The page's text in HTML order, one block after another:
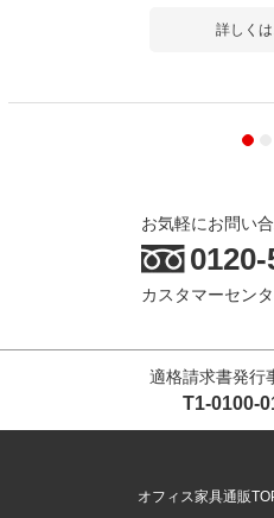
詳しく
お気軽にお問い
カスタマーセン
適格請求書発行
T1-0100-
オフィス家具通販